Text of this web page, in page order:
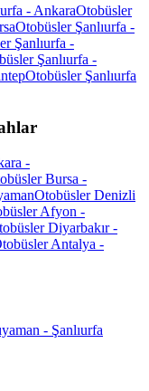
- AnkaraOtobüsler
Otobüsler Şanlıurfa -
Şanlıurfa -
Şanlıurfa -
Otobüsler Şanlıurfa
-
Bursa -
Otobüsler Denizli
Afyon -
Diyarbakır -
Antalya -
- Şanlıurfa